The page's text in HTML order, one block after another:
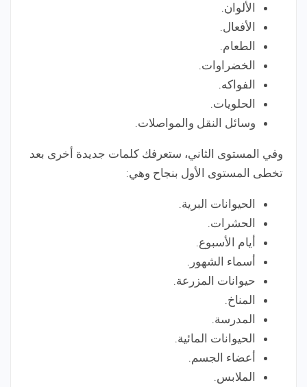
الألوان.
الأفعال.
الطعام.
الخضراوات.
الفواكه.
الحلويات.
وسائل النقل والمواصلات.
وفي المستوى الثاني، ستعرفك كلمات جديدة أخرى بعد
تخطى المستوى الأول بنجاح وهي:
الحيوانات البرية.
الحشرات.
أيام الأسبوع.
أسماء الشهور.
حيوانات المزرعة.
المناخ.
المدرسة.
الحيوانات المائية.
أعضاء الجسم.
الملابس.